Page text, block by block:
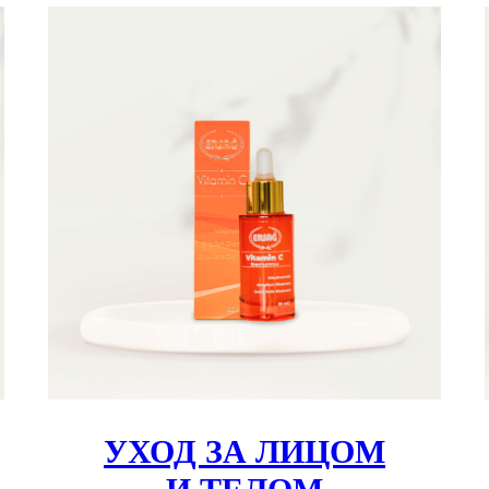
УХОД ЗА ЛИЦОМ